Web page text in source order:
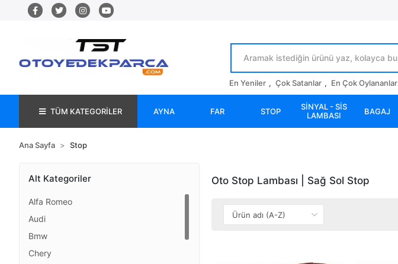
En Yeniler , Çok Satanlar , En Çok Oylananlar
TÜM KATEGORİLER AYNA FAR STOP
SİNYAL - SİS
LAMBASI
BAGAJ
Ana Sayfa Stop
Alt Kategoriler
Alfa Romeo
Audi
Bmw
Chery
Oto Stop Lambası | Sağ Sol Stop